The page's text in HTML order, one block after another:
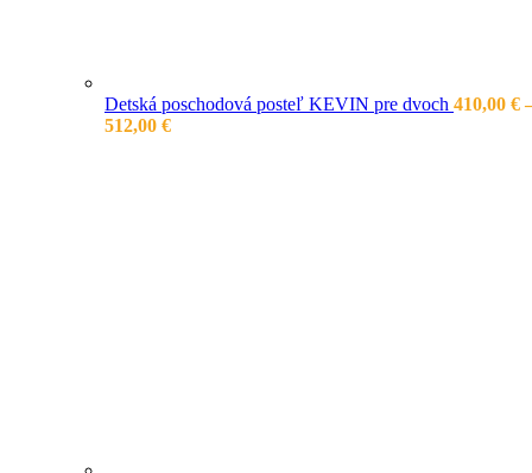
Detská poschodová posteľ KEVIN pre dvoch 410,00 €
512,00 €Price